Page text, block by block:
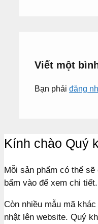
Viết một
Bạn phải đăng
Kính chào Quý
Mỗi sản phẩm có thể
bấm vào để xem chi tiết.
Còn nhiều mẫu mã
nhật lên website. Quý